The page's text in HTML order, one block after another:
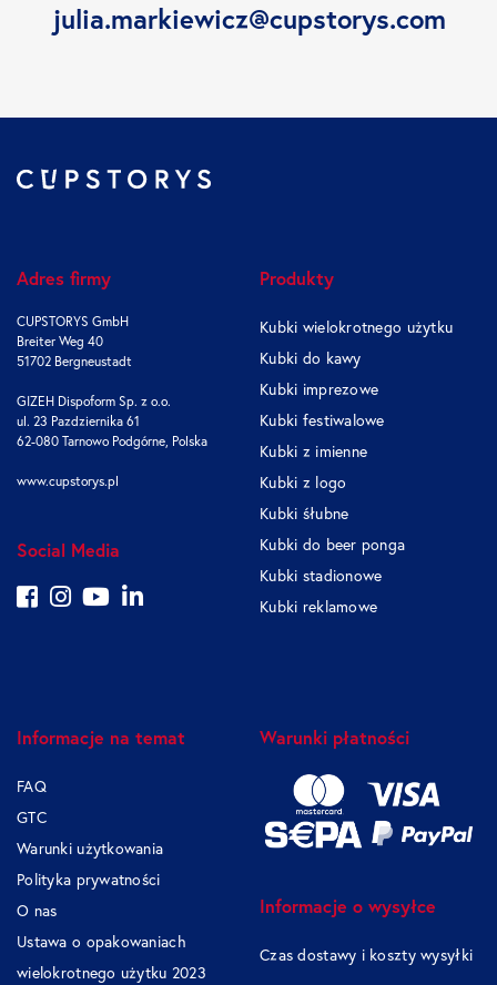
julia.markiewicz@cupstorys.com
Adres firmy
CUPSTORYS GmbH
Breiter Weg 40
51702 Bergneustadt
GIZEH Dispoform Sp. z o.o.
ul. 23 Pazdziernika 61
62-080 Tarnowo Podgórne, Polska
www.cupstorys.pl
Social Media
Produkty
Kubki wielokrotnego użytku
Kubki do kawy
Kubki imprezowe
Kubki festiwalowe
Kubki z imienne
Kubki z logo
Kubki śłubne
Kubki do beer ponga
Kubki stadionowe
Kubki reklamowe
Informacje na temat
FAQ
GTC
Warunki użytkowania
Polityka prywatności
O nas
Ustawa o opakowaniach
wielokrotnego użytku 2023
Warunki płatności
Informacje o wysyłce
Czas dostawy i koszty wysyłki